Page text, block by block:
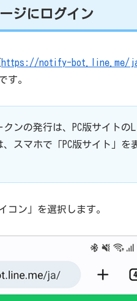
ジにログイン
https://notify-bot.line.me/
す。
クンの発行は、PC版サイト
スマホで「PC版サイト」を
コン」を選択します。